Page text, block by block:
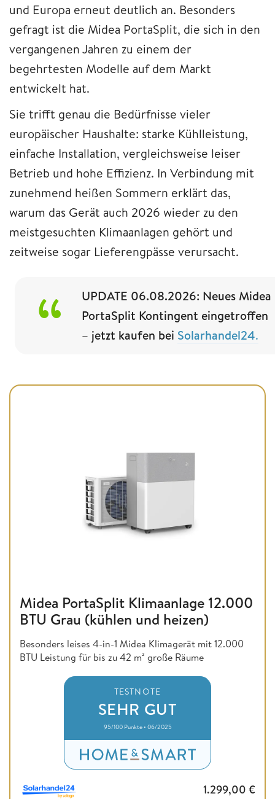
und Europa erneut deutlich an. Besonders
gefragt ist die Midea PortaSplit, die sich in den
vergangenen Jahren zu einem der
begehrtesten Modelle auf dem Markt
entwickelt hat.
Sie trifft genau die Bedürfnisse vieler
europäischer Haushalte: starke Kühlleistung,
einfache Installation, vergleichsweise leiser
Betrieb und hohe Effizienz. In Verbindung mit
zunehmend heißen Sommern erklärt das,
warum das Gerät auch 2026 wieder zu den
meistgesuchten Klimaanlagen gehört und
zeitweise sogar Lieferengpässe verursacht.
UPDATE 06.08.2026: Neues Midea
PortaSplit Kontingent eingetroffen
– jetzt kaufen bei Solarhandel24.
Midea PortaSplit Klimaanlage 12.000
BTU Grau (kühlen und heizen)
Besonders leises 4-in-1 Midea Klimagerät mit 12.000
BTU Leistung für bis zu 42 m² große Räume
TESTNOTE
SEHR GUT
95/100 Punkte • 06/2025
1.299,00 €